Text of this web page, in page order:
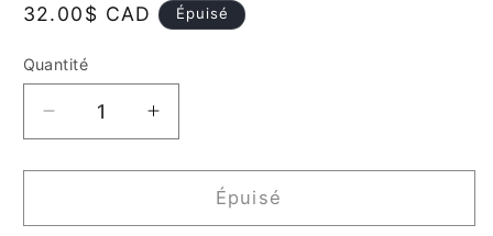
Prix
32.00$ CAD Épuisé
Quantité
Quantité
Réduire
la
quantité
Lothantique
Augmenter
la
quantité
Lothantique
Épuisé